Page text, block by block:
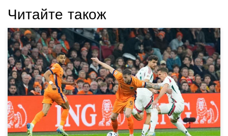
Читайте також